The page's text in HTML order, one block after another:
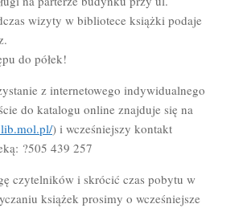
wizyty w bibliotece książki podaje
do półek!
z internetowego indywidualnego
do katalogu online znajduje się na
) i wcześniejszy kontakt
?505 439 257
czytelników i skrócić czas pobytu w
książek prosimy o wcześniejsze